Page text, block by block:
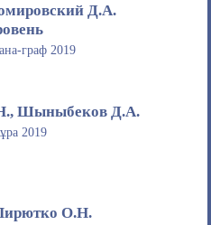
Д.А.
граф 2019
Шыныбеков Д.А.
2019
О.Н.